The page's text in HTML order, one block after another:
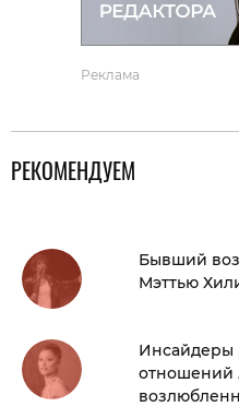
Реклама
РЕКОМЕНДУЕМ
Бывший
Мэттью
Инсайдеры
отношений